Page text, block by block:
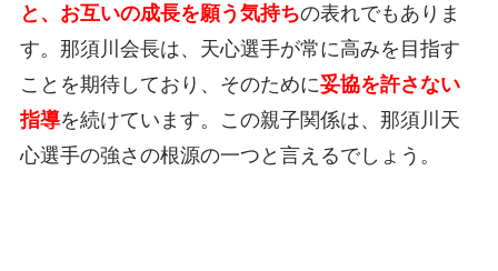
と、お互いの成長を願う気持ちの表れでもありま
す。那須川会長は、天心選手が常に高みを目指す
ことを期待しており、そのために妥協を許さない
指導を続けています。この親子関係は、那須川天
心選手の強さの根源の一つと言えるでしょう。